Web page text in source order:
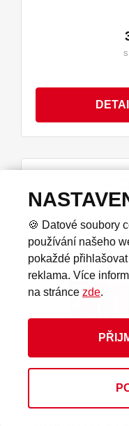
🍪 Datové soubory
používání našeho
pokaždé
reklama. Více
na stránce zde.